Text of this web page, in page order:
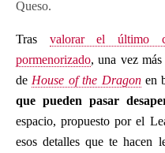
Queso.
Tras valorar el último
pormenorizado, una vez
de House of the Dragonen
que pueden pasar
espacio, propuesto por el
esos detalles que te hacen